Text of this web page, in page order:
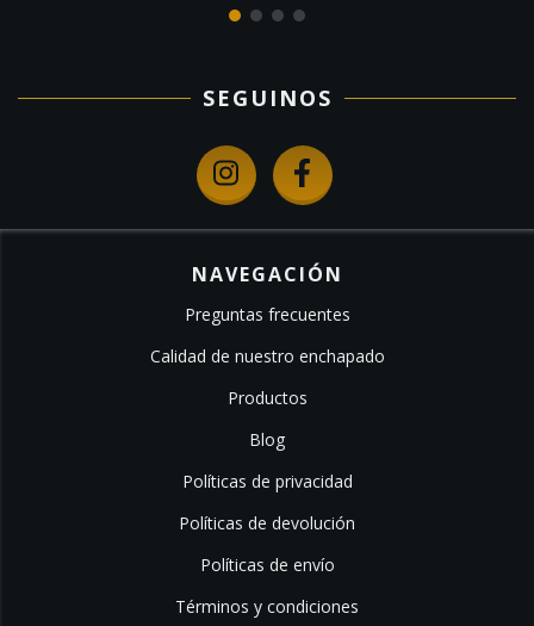
SEGUINOS
NAVEGACIÓN
Preguntas frecuentes
Calidad de nuestro enchapado
Productos
Blog
Políticas de privacidad
Políticas de devolución
Políticas de envío
Términos y condiciones